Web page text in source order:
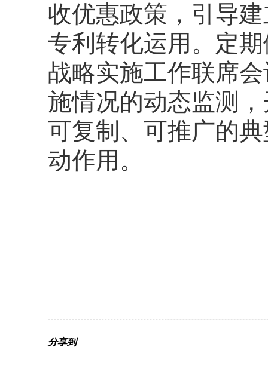
收优惠政策，引导
专利转化运用。定
战略实施工作联席
施情况的动态监测
可复制、可推广的
动作用。
分享到